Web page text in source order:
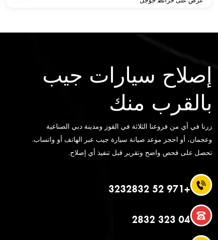
إصلاح سيارات جيب
بالقرب منك
زرنا في أي من فروعنا الثلاثة في القوز ومدينة دبي الصناعية
وعجمان، أو احجز موعد صيانة سيارة جيب عبر الهاتف أو واتساب.
تحصل على فحص واضح وتقرير قبل تنفيذ أي إصلاح.
+971 52 3232832
04 323 2832